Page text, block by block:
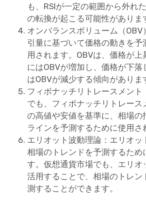
も、RSIが一定の範囲から外れ
の転換が起こる可能性がありま
オンバランスボリューム（OBV
引量に基づいて価格の動きを予
用されます。OBVは、価格が上
にはOBVが増加し、価格が下落
はOBVが減少する傾向がありま
フィボナッチリトレースメント
でも、フィボナッチリトレース
の高値や安値を基準に、相場の
ラインを予測するために使用さ
エリオット波動理論：エリオッ
相場のトレンドを予測するため
す。仮想通貨市場でも、エリオ
活用することで、相場のトレン
測することができます。